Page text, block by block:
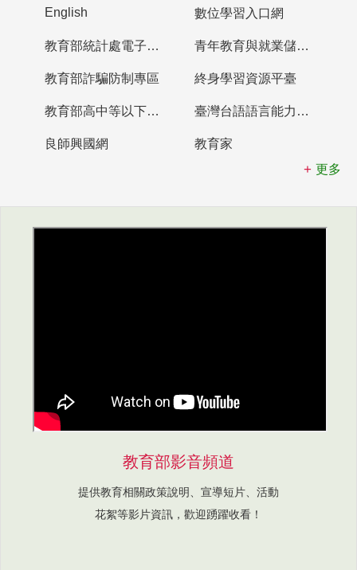
English 數位學習入口網
教育部統計處電子書櫃 青年教育與就業儲蓄帳戶
教育部詐騙防制專區 終身學習資源平臺
教育部高中等以下學校及幼兒園教師資格檢定考試 臺灣台語語言能力認證網站
良師興國網
教育家
更多
教育部影音頻道
提供教育相關政策說明、宣導短片、活動
花絮等影片資訊，歡迎踴躍收看！